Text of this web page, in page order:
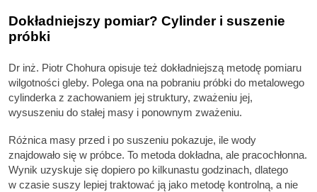
Dokładniejszy pomiar? Cylinder i suszenie
próbki
Dr inż. Piotr Chohura opisuje też dokładniejszą metodę pomiaru
wilgotności gleby. Polega ona na pobraniu próbki do metalowego
cylinderka z zachowaniem jej struktury, zważeniu jej,
wysuszeniu do stałej masy i ponownym zważeniu.
Różnica masy przed i po suszeniu pokazuje, ile wody
znajdowało się w próbce. To metoda dokładna, ale pracochłonna.
Wynik uzyskuje się dopiero po kilkunastu godzinach, dlatego
w czasie suszy lepiej traktować ją jako metodę kontrolną, a nie